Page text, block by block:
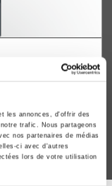
les annonces, d'offrir des
trafic. Nous partageons
nos partenaires de médias
ci avec d'autres
lors de votre utilisation